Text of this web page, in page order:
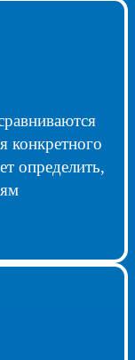
конкретного
определить,